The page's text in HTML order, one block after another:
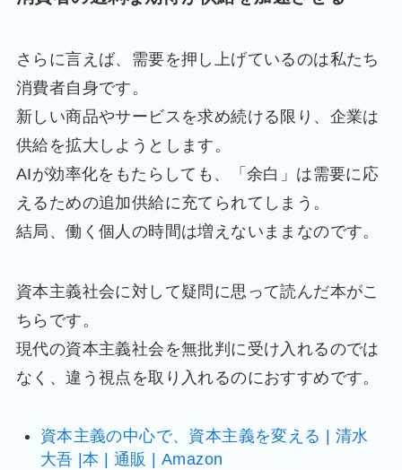
さらに言えば、需要を押し上げているのは私たち
消費者自身です。
新しい商品やサービスを求め続ける限り、企業は
供給を拡大しようとします。
AIが効率化をもたらしても、「余白」は需要に応
えるための追加供給に充てられてしまう。
結局、働く個人の時間は増えないままなのです。
資本主義社会に対して疑問に思って読んだ本がこ
ちらです。
現代の資本主義社会を無批判に受け入れるのでは
なく、違う視点を取り入れるのにおすすめです。
資本主義の中心で、資本主義を変える | 清水
大吾 |本 | 通販 | Amazon